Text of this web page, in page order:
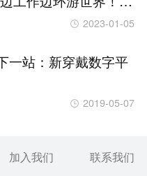
上移动小区每个月才
2023-01-05
一站：新穿戴数字平
2019-05-07
加入我们
联系我们